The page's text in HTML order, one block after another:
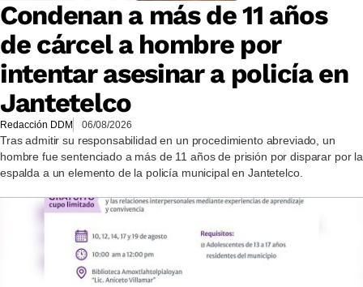
Condenan a más de 11 años
de cárcel a hombre por
intentar asesinar a policía en
Jantetelco
Redacción DDM 06/08/2026
Tras admitir su responsabilidad en un procedimiento abreviado, un
hombre fue sentenciado a más de 11 años de prisión por disparar por la
espalda a un elemento de la policía municipal en Jantetelco.